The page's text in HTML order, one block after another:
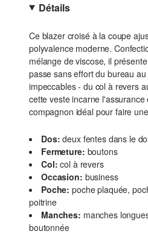
Détails
Ce blazer croisé à la coupe
polyvalence moderne.
mélange de viscose, il
passe sans effort du bureau
impeccables - du col à revers
cette veste incarne l'assurance
compagnon idéal pour faire
Dos: deux fentes dans le
Fermeture: boutons
Col: col à revers
Occasion: business
Poche: poche plaquée,
poitrine
Manches: manches
boutonnée